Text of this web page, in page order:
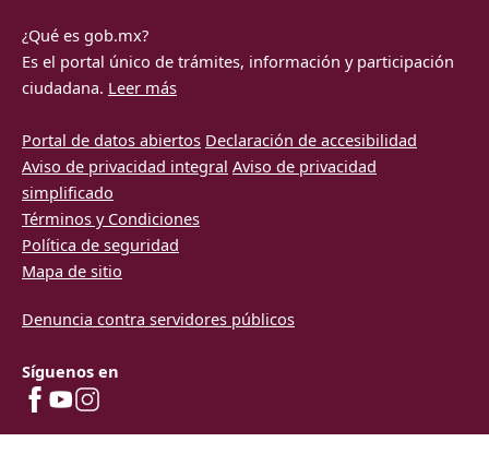
¿Qué es gob.mx?
Es el portal único de trámites, información y participación
ciudadana. Leer más
Portal de datos abiertos Declaración de accesibilidad
Aviso de privacidad integral Aviso de privacidad
simplificado
Términos y Condiciones
Política de seguridad
Mapa de sitio
Denuncia contra servidores públicos
Síguenos en